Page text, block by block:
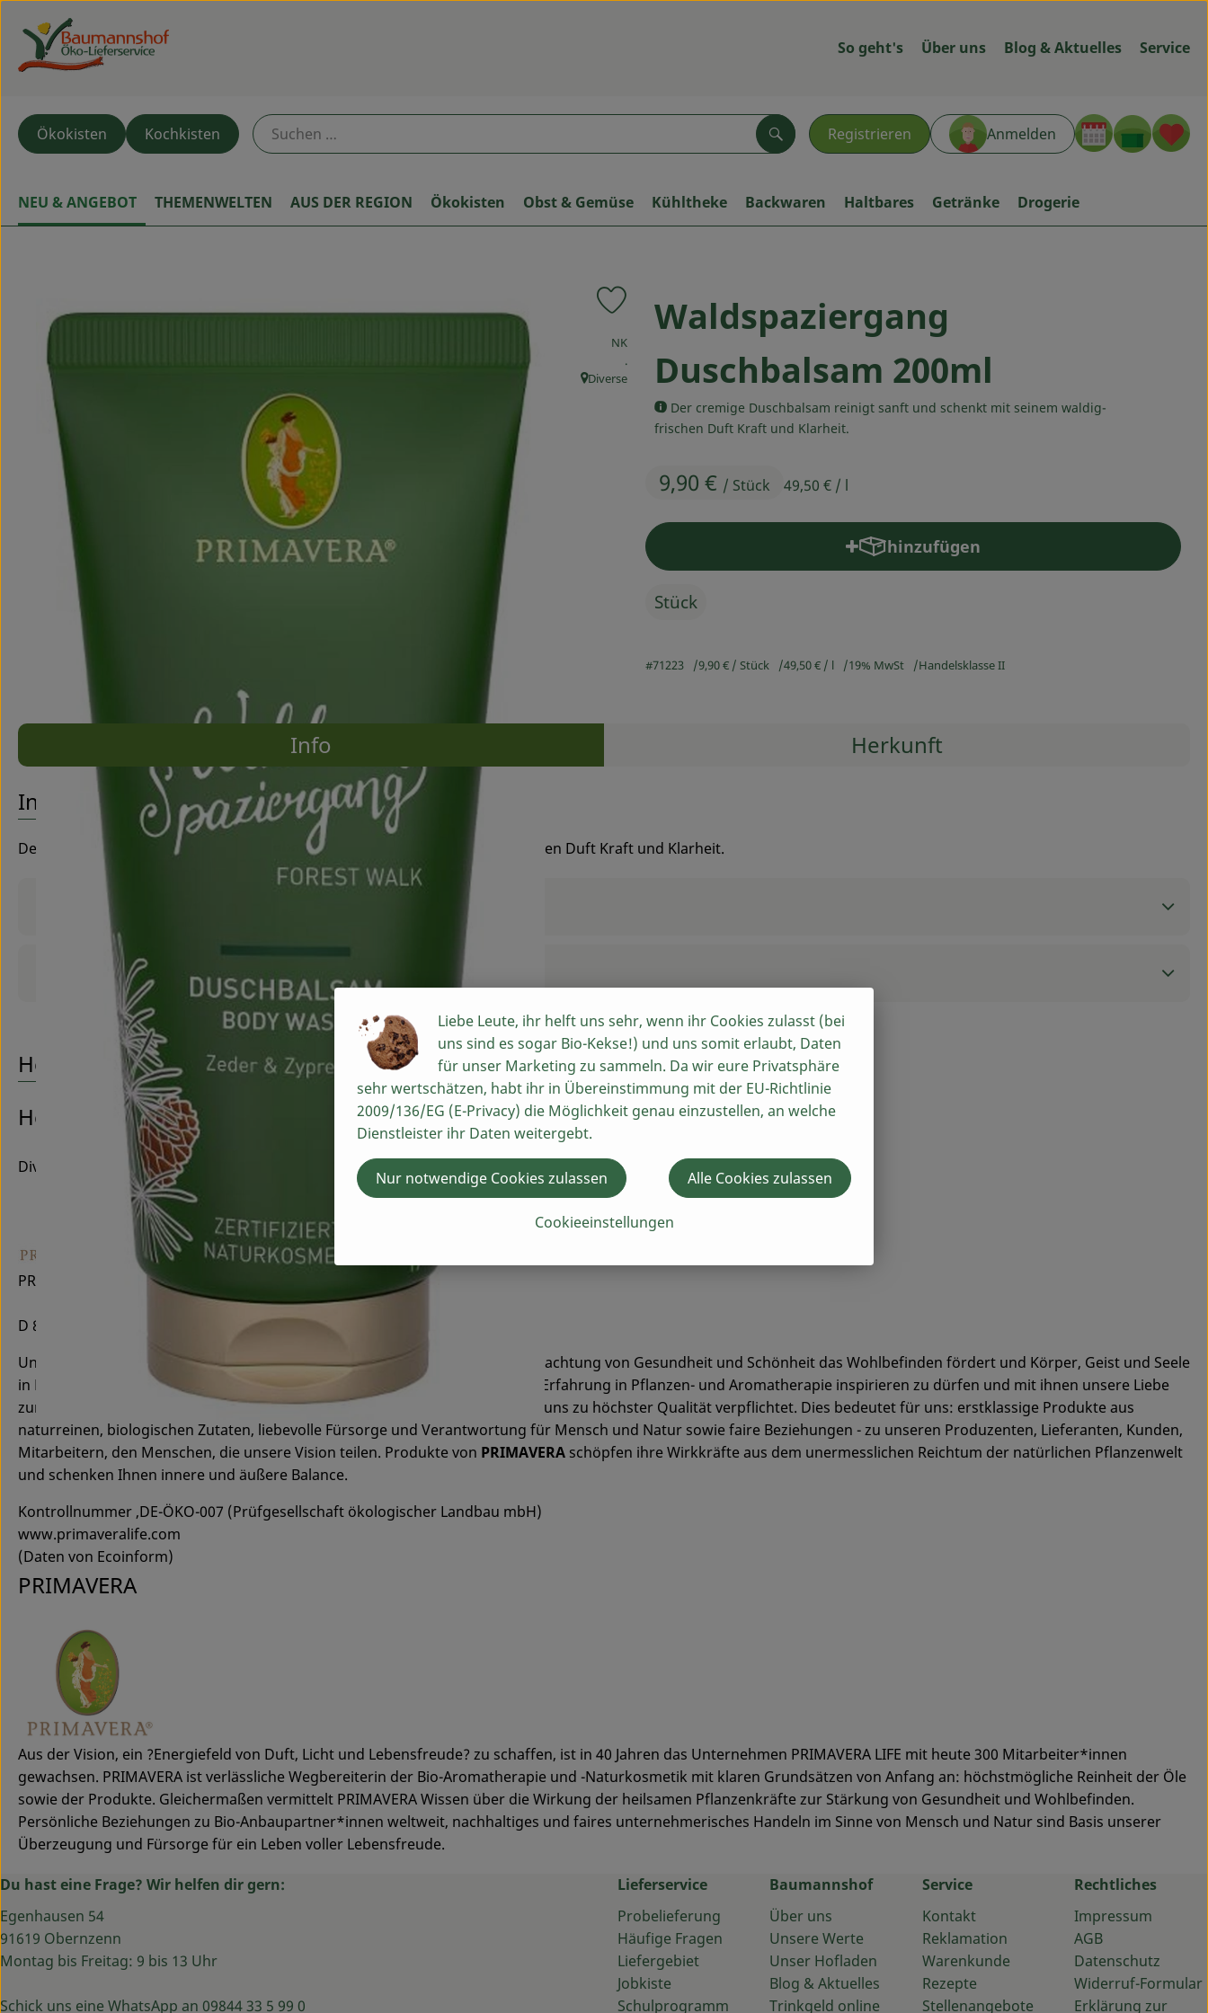
So geht's Über uns Blog & Aktuelles Service
Registrieren Anmelden
Suchen
Ökokisten Kochkisten
NEU & ANGEBOT THEMENWELTEN AUS DER REGION Ökokisten Obst & Gemüse Kühltheke Backwaren Haltbares Getränke Drogerie
Waldspaziergang
Duschbalsam 200ml
Der cremige Duschbalsam reinigt sanft und schenkt mit seinem waldig-
frischen Duft Kraft und Klarheit.
9,90 € / Stück 49,50 € / l
Produkt zu Favouriten hinzufügen
, Verband:
NK
, Kontrollstelle:
.
, Herkunft:
Diverse
hinzufügen
Produkt zum Warenkorb hinzufügen
Stück
#71223 9,90 € / Stück 49,50 € / l 19% MwSt Handelsklasse II
Rezepte
Info
Herkunft
Entdecke passende Rezepte Es wurden keine passenden Rezepte gefunden.
Info
Der cremige Duschbalsam reinigt sanft und schenkt mit seinem waldig-frischen Duft Kraft und Klarheit.
Produktinformationen
Produktdatenblatt
Herkunft
Hersteller: PRIMAVERA
Diverse
PRIMAVERA LIFE GMBH
D 87466 Oy-Mittelberg
Unsere Philosophie beruht auf dem Verständnis, dass eine ganzheitliche Betrachtung von Gesundheit und Schönheit das Wohlbefinden fördert und Körper, Geist und Seele
in Einklang bringt. Wir freuen uns, andere Menschen mit unserer 27jährigen Erfahrung in Pflanzen- und Aromatherapie inspirieren zu dürfen und mit ihnen unsere Liebe
zur Natur und unseren Respekt für Mensch und Umwelt zu teilen. Wir haben uns zu höchster Qualität verpflichtet. Dies bedeutet für uns: erstklassige Produkte aus
naturreinen, biologischen Zutaten, liebevolle Fürsorge und Verantwortung für Mensch und Natur sowie faire Beziehungen - zu unseren Produzenten, Lieferanten, Kunden,
Mitarbeitern, den Menschen, die unsere Vision teilen. Produkte von PRIMAVERA schöpfen ihre Wirkkräfte aus dem unermesslichen Reichtum der natürlichen Pflanzenwelt
und schenken Ihnen innere und äußere Balance.
Kontrollnummer ,DE-ÖKO-007 (Prüfgesellschaft ökologischer Landbau mbH)
www.primaveralife.com
(Daten von Ecoinform)
PRIMAVERA
Aus der Vision, ein ?Energiefeld von Duft, Licht und Lebensfreude? zu schaffen, ist in 40 Jahren das Unternehmen PRIMAVERA LIFE mit heute 300 Mitarbeiter*innen
gewachsen. PRIMAVERA ist verlässliche Wegbereiterin der Bio-Aromatherapie und -Naturkosmetik mit klaren Grundsätzen von Anfang an: höchstmögliche Reinheit der Öle
sowie der Produkte. Gleichermaßen vermittelt PRIMAVERA Wissen über die Wirkung der heilsamen Pflanzenkräfte zur Stärkung von Gesundheit und Wohlbefinden.
Persönliche Beziehungen zu Bio-Anbaupartner*innen weltweit, nachhaltiges und faires unternehmerisches Handeln im Sinne von Mensch und Natur sind Basis unserer
Überzeugung und Fürsorge für ein Leben voller Lebensfreude.
Du hast eine Frage? Wir helfen dir gern:
Egenhausen 54
91619 Obernzenn
Montag bis Freitag: 9 bis 13 Uhr
Schick uns eine WhatsApp an 09844 33 5 99 0
Lieferservice
Probelieferung
Häufige Fragen
Liefergebiet
Jobkiste
Schulprogramm
Baumannshof
Über uns
Unsere Werte
Unser Hofladen
Blog & Aktuelles
Trinkgeld online
Service
Kontakt
Reklamation
Warenkunde
Rezepte
Stellenangebote
Rechtliches
Impressum
AGB
Datenschutz
Widerruf-Formular
Erklärung zur
Liebe Leute, ihr helft uns sehr, wenn ihr Cookies zulasst (bei
uns sind es sogar Bio-Kekse!) und uns somit erlaubt, Daten
für unser Marketing zu sammeln. Da wir eure Privatsphäre
sehr wertschätzen, habt ihr in Übereinstimmung mit der EU-Richtlinie
2009/136/EG (E-Privacy) die Möglichkeit genau einzustellen, an welche
Dienstleister ihr Daten weitergebt.
Cookieeinstellungen
Nur notwendige Cookies zulassen Alle Cookies zulassen